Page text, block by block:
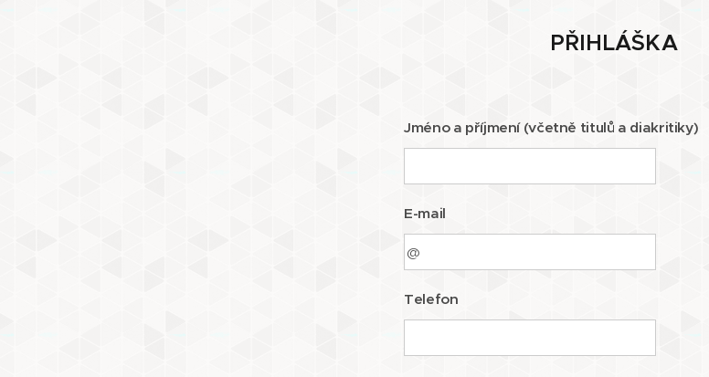
PŘIHLÁŠKA
Jméno a příjmení (včetně titulů a diakritiky)
E-mail
Telefon